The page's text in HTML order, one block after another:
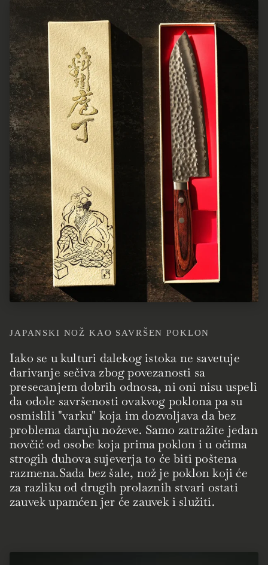
JAPANSKI NOŽ KAO SAVRŠEN POKLON
Iako se u kulturi dalekog istoka ne savetuje
darivanje sečiva zbog povezanosti sa
presecanjem dobrih odnosa, ni oni nisu uspeli
da odole savršenosti ovakvog poklona pa su
osmislili "varku" koja im dozvoljava da bez
problema daruju noževe. Samo zatražite jedan
novčić od osobe koja prima poklon i u očima
strogih duhova sujeverja to će biti poštena
razmena.Sada bez šale, nož je poklon koji će
za razliku od drugih prolaznih stvari ostati
zauvek upamćen jer će zauvek i služiti.